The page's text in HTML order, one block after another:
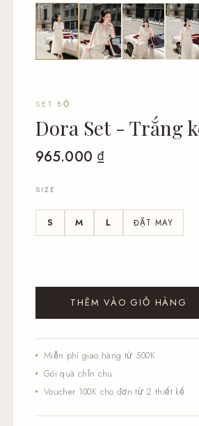
SET BỘ
Dora Set - Trắng
965.000 ₫
SIZE
S M L ĐẶT MAY
THÊM VÀO GIỎ HÀNG
Miễn phí giao hàng từ 500K
Gói quà chỉn chu
Voucher 100K cho đơn từ 2 thiết kế